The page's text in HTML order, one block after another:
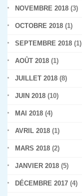
NOVEMBRE 2018 (3)
OCTOBRE 2018 (1)
SEPTEMBRE 2018 (1)
AOÛT 2018 (1)
JUILLET 2018 (8)
JUIN 2018 (10)
MAI 2018 (4)
AVRIL 2018 (1)
MARS 2018 (2)
JANVIER 2018 (5)
DÉCEMBRE 2017 (4)